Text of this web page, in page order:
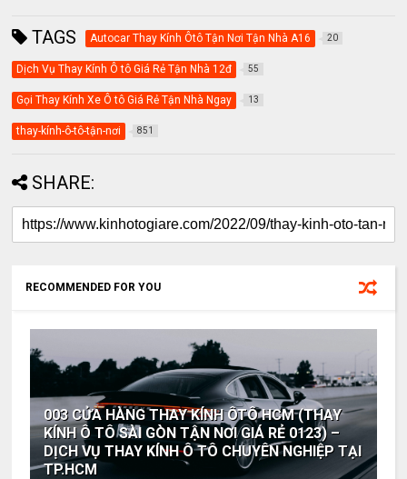
TAGS Autocar Thay Kính Ôtô Tận Nơi Tận Nhà A16 20
Dịch Vụ Thay Kính Ô tô Giá Rẻ Tận Nhà 12đ 55
Gọi Thay Kính Xe Ô tô Giá Rẻ Tận Nhà Ngay 13
thay-kính-ô-tô-tận-nơi 851
SHARE:
RECOMMENDED FOR YOU
003 CỬA HÀNG THAY KÍNH ÔTÔ HCM (THAY
KÍNH Ô TÔ SÀI GÒN TẬN NƠI GIÁ RẺ 0123) –
DỊCH VỤ THAY KÍNH Ô TÔ CHUYÊN NGHIỆP TẠI
TP.HCM